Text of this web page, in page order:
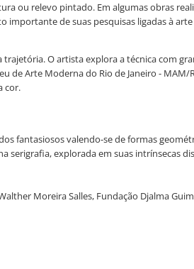
ou relevo pintado. Em algumas obras
de suas pesquisas ligadas à
O artista explora a técnica com
Arte Moderna do Rio de Janeiro - MAM/
cor.
fantasiosos valendo-se de formas
explorada em suas intrínsecas
Moreira Salles, Fundação Djalma